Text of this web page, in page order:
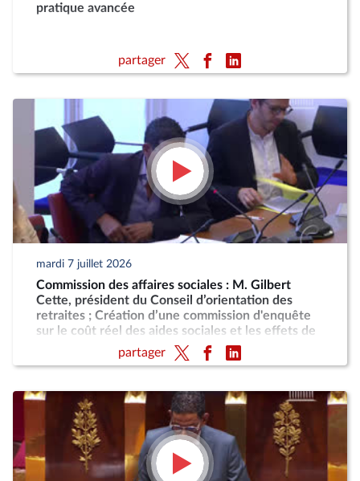
pratique avancée
partager
mardi 7 juillet 2026
Commission des affaires sociales : M. Gilbert
Cette, président du Conseil d’orientation des
retraites ; Création d’une commission d'enquête
sur le coût réel des aides sociales et les effets de
désincitation au travail engendrés par leur cumul
partager